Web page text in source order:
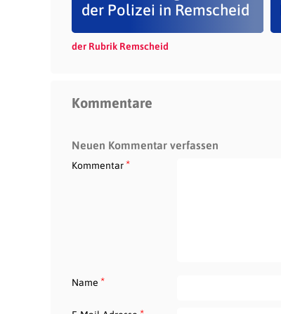
der Polizei in Remscheid
der Rubrik Remscheid
Kommentare
Neuen Kommentar verfassen
Kommentar*
Name *